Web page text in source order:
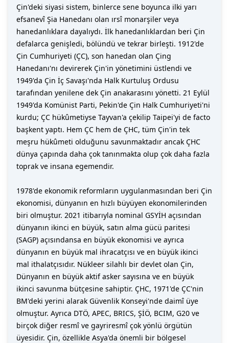
Çin'deki siyasi sistem, binlerce sene boyunca ilki yarı
efsanevî Şia Hanedanı olan ırsî monarşiler veya
hanedanlıklara dayalıydı. İlk hanedanlıklardan beri Çin
defalarca genişledi, bölündü ve tekrar birleşti. 1912'de
Çin Cumhuriyeti (ÇC), son hanedan olan Çing
Hanedanı'nı devirerek Çin'in yönetimini üstlendi ve
1949'da Çin İç Savaşı'nda Halk Kurtuluş Ordusu
tarafından yenilene dek Çin anakarasını yönetti. 21 Eylül
1949'da Komünist Parti, Pekin'de Çin Halk Cumhuriyeti'ni
kurdu; ÇC hükûmetiyse Tayvan'a çekilip Taipei'yi de facto
başkent yaptı. Hem ÇC hem de ÇHC, tüm Çin'in tek
meşru hükûmeti olduğunu savunmaktadır ancak ÇHC
dünya çapında daha çok tanınmakta olup çok daha fazla
toprak ve insana egemendir.
1978'de ekonomik reformların uygulanmasından beri Çin
ekonomisi, dünyanın en hızlı büyüyen ekonomilerinden
biri olmuştur. 2021 itibarıyla nominal GSYİH açısından
dünyanın ikinci en büyük, satın alma gücü paritesi
(SAGP) açısındansa en büyük ekonomisi ve ayrıca
dünyanın en büyük mal ihracatçısı ve en büyük ikinci
mal ithalatçısıdır. Nükleer silahlı bir devlet olan Çin,
Dünyanın en büyük aktif asker sayısına ve en büyük
ikinci savunma bütçesine sahiptir. ÇHC, 1971'de ÇC'nin
BM'deki yerini alarak Güvenlik Konseyi'nde daimî üye
olmuştur. Ayrıca DTÖ, APEC, BRICS, ŞİÖ, BCIM, G20 ve
birçok diğer resmî ve gayriresmî çok yönlü örgütün
üyesidir. Çin, özellikle Asya'da önemli bir bölgesel